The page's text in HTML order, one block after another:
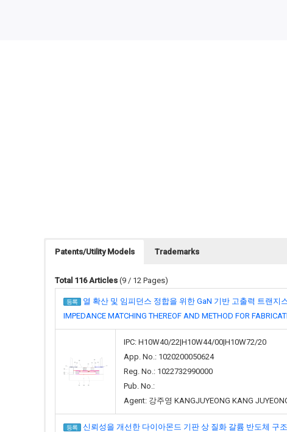
Patents/Utility Models Trademarks
Total 116 Articles (9 / 12 Pages)
등록
열 확산 및 임피던스 정합을 위한 GaN 기반 고출력 트랜지
IMPEDANCE MATCHING THEREOF AND METHOD FOR
IPC: H10W40/22|H10W44/00|H10W72/20
App. No.: 1020200050624
Reg. No.: 1022732990000
Pub. No.:
Agent: 강주영 KANGJUYEONG KANG
등록
신뢰성을 개선한 다이아몬드 기판 상 질화 갈륨 반도체 구조